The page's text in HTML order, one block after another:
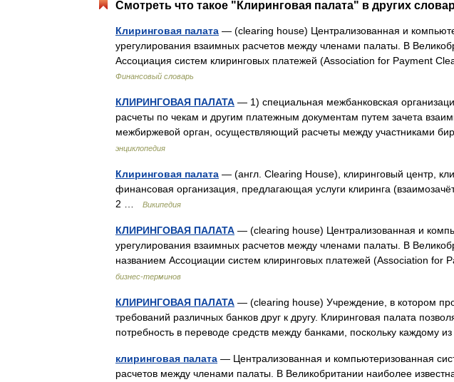
Смотреть что такое "Клиринговая палата" в других
Клиринговая палата — (clearing house) Централизованная и
урегулирования взаимных расчетов между членами палаты. В
Ассоциация систем клиринговых платежей (Association for Payment
Финансовый словарь
КЛИРИНГОВАЯ ПАЛАТА — 1) специальная межбанковская
расчеты по чекам и другим платежным документам путем зачета
межбиржевой орган, осуществляющий расчеты между участниками
энциклопедия
Клиринговая палата — (англ. Clearing House), клиринговый центр,
финансовая организация, предлагающая услуги клиринга
2 …
Википедия
КЛИРИНГОВАЯ ПАЛАТА — (clearing house) Централизованная и
урегулирования взаимных расчетов между членами палаты. В
названием Ассоциации систем клиринговых платежей (Association
бизнес-терминов
КЛИРИНГОВАЯ ПАЛАТА — (clearing house) Учреждение, в котором
требований различных банков друг к другу. Клиринговая палата
потребность в переводе средств между банками, поскольку каждому
клиринговая палата — Централизованная и компьютеризованная
расчетов между членами палаты. В Великобритании наиболее